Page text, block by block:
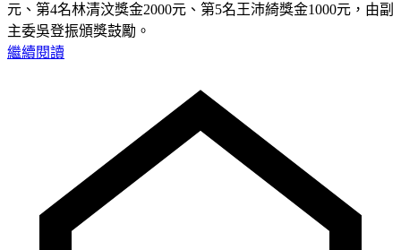
元、第4名林清汶獎金2000元、第5名王沛綺獎金1000元，由副
主委吳登振頒獎鼓勵。
繼續閱讀